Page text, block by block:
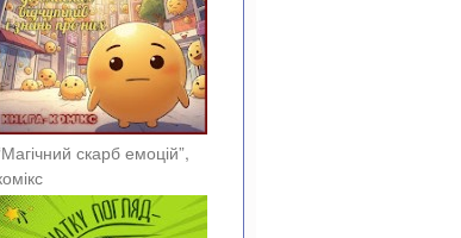
скарб емоцій”,